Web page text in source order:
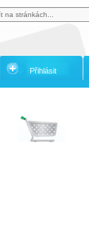
Přihlásit